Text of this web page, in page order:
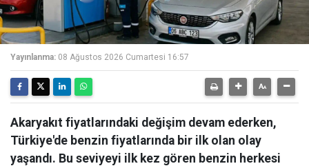
Yayınlanma: 08 Ağustos 2026 Cumartesi 16:57
Akaryakıt fiyatlarındaki değişim devam ederken,
Türkiye'de benzin fiyatlarında bir ilk olan olay
yaşandı. Bu seviyeyi ilk kez gören benzin herkesi